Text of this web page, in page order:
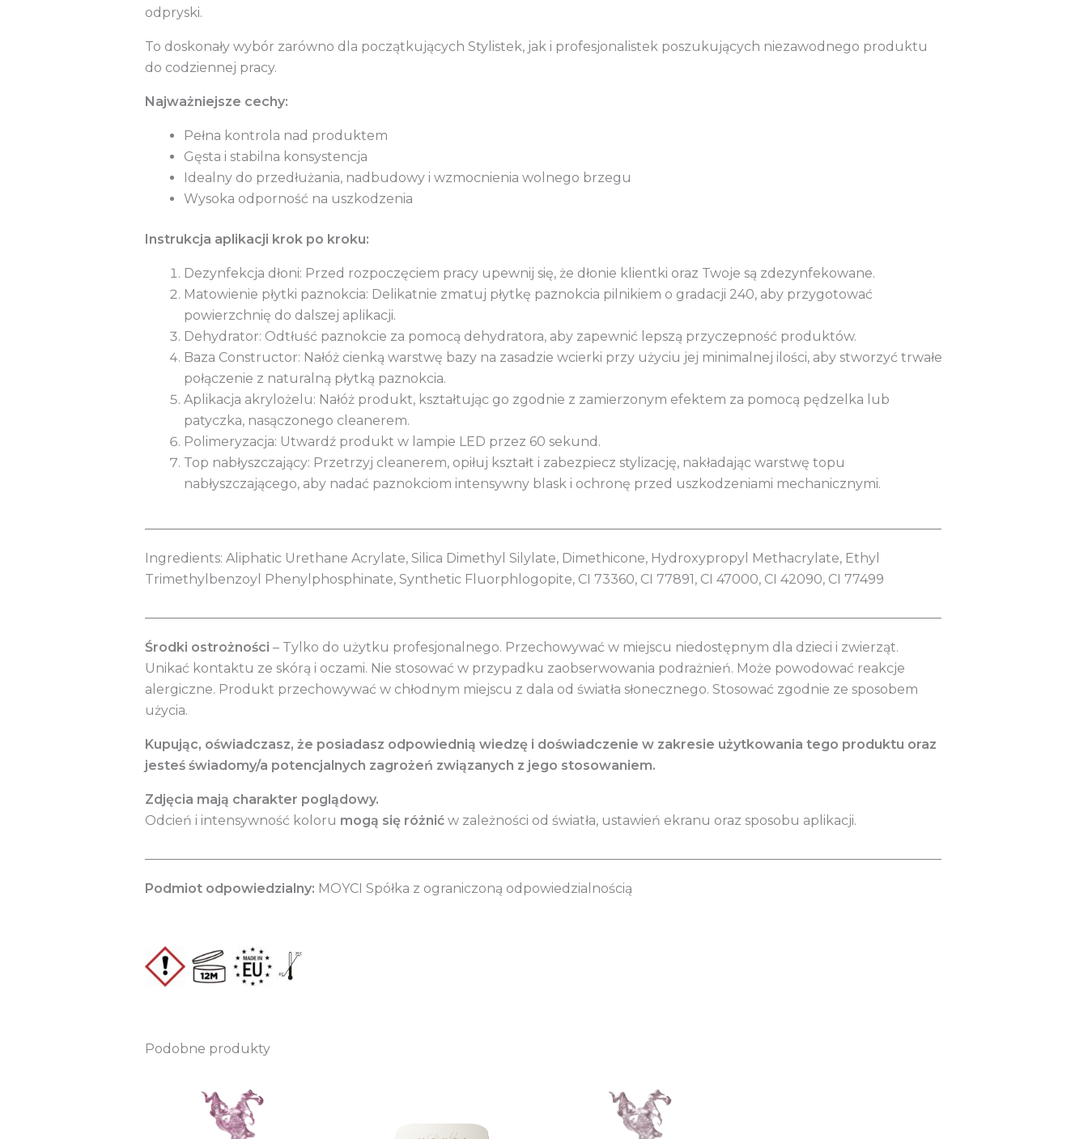
odpryski.
To doskonały wybór zarówno dla początkujących Stylistek, jak i profesjonalistek poszukujących niezawodnego produktu
do codziennej pracy.
Najważniejsze cechy:
Pełna kontrola nad produktem
Gęsta i stabilna konsystencja
Idealny do przedłużania, nadbudowy i wzmocnienia wolnego brzegu
Wysoka odporność na uszkodzenia
Instrukcja aplikacji krok po kroku:
Dezynfekcja dłoni: Przed rozpoczęciem pracy upewnij się, że dłonie klientki oraz Twoje są zdezynfekowane.
Matowienie płytki paznokcia: Delikatnie zmatuj płytkę paznokcia pilnikiem o gradacji 240, aby przygotować
powierzchnię do dalszej aplikacji.
Dehydrator: Odtłuść paznokcie za pomocą dehydratora, aby zapewnić lepszą przyczepność produktów.
Baza Constructor: Nałóż cienką warstwę bazy na zasadzie wcierki przy użyciu jej minimalnej ilości, aby stworzyć trwałe
połączenie z naturalną płytką paznokcia.
Aplikacja akrylożelu: Nałóż produkt, kształtując go zgodnie z zamierzonym efektem za pomocą pędzelka lub
patyczka, nasączonego cleanerem.
Polimeryzacja: Utwardź produkt w lampie LED przez 60 sekund.
Top nabłyszczający: Przetrzyj cleanerem, opiłuj kształt i zabezpiecz stylizację, nakładając warstwę topu
nabłyszczającego, aby nadać paznokciom intensywny blask i ochronę przed uszkodzeniami mechanicznymi.
Ingredients: Aliphatic Urethane Acrylate, Silica Dimethyl Silylate, Dimethicone, Hydroxypropyl Methacrylate, Ethyl
Trimethylbenzoyl Phenylphosphinate, Synthetic Fluorphlogopite, CI 73360, CI 77891, CI 47000, CI 42090, CI 77499
Środki ostrożności – Tylko do użytku profesjonalnego. Przechowywać w miejscu niedostępnym dla dzieci i zwierząt.
Unikać kontaktu ze skórą i oczami. Nie stosować w przypadku zaobserwowania podrażnień. Może powodować reakcje
alergiczne. Produkt przechowywać w chłodnym miejscu z dala od światła słonecznego. Stosować zgodnie ze sposobem
użycia.
Kupując, oświadczasz, że posiadasz odpowiednią wiedzę i doświadczenie w zakresie użytkowania tego produktu oraz
jesteś świadomy/a potencjalnych zagrożeń związanych z jego stosowaniem.
Zdjęcia mają charakter poglądowy.
Odcień i intensywność koloru mogą się różnićw zależności od światła, ustawień ekranu oraz sposobu aplikacji.
Podmiot odpowiedzialny: MOYCI Spółka z ograniczoną odpowiedzialnością
Podobne produkty